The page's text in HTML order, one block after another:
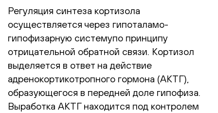
Регуляция синтеза кортизола
осуществляется через гипоталамо-
гипофизарную системупо принципу
отрицательной обратной связи. Кортизол
выделяется в ответ на действие
адренокортикотропного гормона (АКТГ),
образующегося в передней доле гипофиза.
Выработка АКТГ находится под контролем